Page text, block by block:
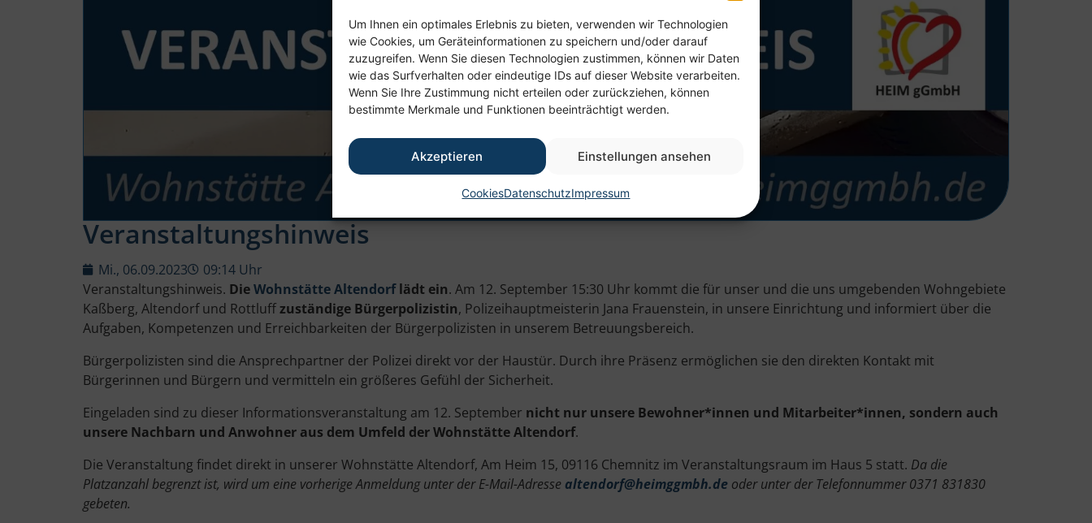
Um Ihnen ein optimales Erlebnis zu bieten, verwenden wir Technologien
wie Cookies, um Geräteinformationen zu speichern und/oder darauf
zuzugreifen. Wenn Sie diesen Technologien zustimmen, können wir Daten
wie das Surfverhalten oder eindeutige IDs auf dieser Website verarbeiten.
Wenn Sie Ihre Zustimmung nicht erteilen oder zurückziehen, können
bestimmte Merkmale und Funktionen beeinträchtigt werden.
Akzeptieren Einstellungen ansehen
CookiesDatenschutzImpressum
Veranstaltungshinweis
Mi., 06.09.2023
09:14 Uhr
Veranstaltungshinweis. DieWohnstätte Altendorflädt ein. Am 12. September 15:30 Uhr kommt die für unser und die uns umgebenden Wohngebiete
Kaßberg, Altendorf und Rottluffzuständige Bürgerpolizistin, Polizeihauptmeisterin Jana Frauenstein, in unsere Einrichtung und informiert über die
Aufgaben, Kompetenzen und Erreichbarkeiten der Bürgerpolizisten in unserem Betreuungsbereich.
Bürgerpolizisten sind die Ansprechpartner der Polizei direkt vor der Haustür. Durch ihre Präsenz ermöglichen sie den direkten Kontakt mit
Bürgerinnen und Bürgern und vermitteln ein größeres Gefühl der Sicherheit.
Eingeladen sind zu dieser Informationsveranstaltung am 12. September nicht nur unsere Bewohner*innen und Mitarbeiter*innen, sondern auch
unsere Nachbarn und Anwohner aus dem Umfeld der Wohnstätte Altendorf.
Die Veranstaltung findet direkt in unserer Wohnstätte Altendorf, Am Heim 15, 09116 Chemnitz im Veranstaltungsraum im Haus 5 statt. Da die
Platzanzahl begrenzt ist, wird um eine vorherige Anmeldung unter der E-Mail-Adresse altendorf@heimggmbh.de oder unter der Telefonnummer 0371 831830
gebeten.